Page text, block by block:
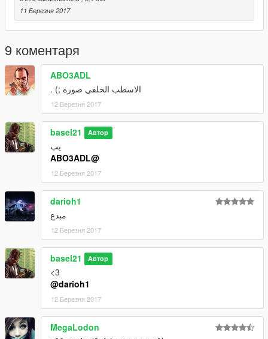
11 Березня 2017
9 коментаря
ABO3ADL
الاسطب الخلفي صوره ;) .
12 Березня 2017
basel21 Автор
يب
@ABO3ADL
12 Березня 2017
darioh1
مبدع
12 Березня 2017
basel21 Автор
<3
@darioh1
12 Березня 2017
MegaLodon